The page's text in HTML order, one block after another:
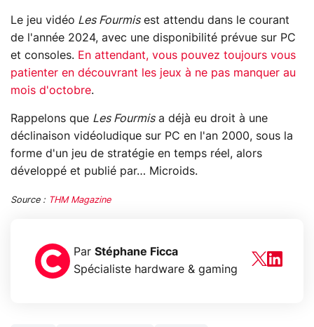
Le jeu vidéo Les Fourmisest attendu dans le courant
de l'année 2024, avec une disponibilité prévue sur PC
et consoles. En attendant, vous pouvez toujours vous
patienter en découvrant les jeux à ne pas manquer au
mois d'octobre.
Rappelons que Les Fourmisa déjà eu droit à une
déclinaison vidéoludique sur PC en l'an 2000, sous la
forme d'un jeu de stratégie en temps réel, alors
développé et publié par… Microids.
Source : THM Magazine
Par Stéphane Ficca
Spécialiste hardware & gaming